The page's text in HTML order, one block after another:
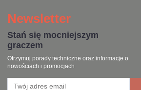
Newsletter
Stań się mocniejszym
graczem
Otrzymuj porady techniczne oraz informacje o
nowościach i promocjach